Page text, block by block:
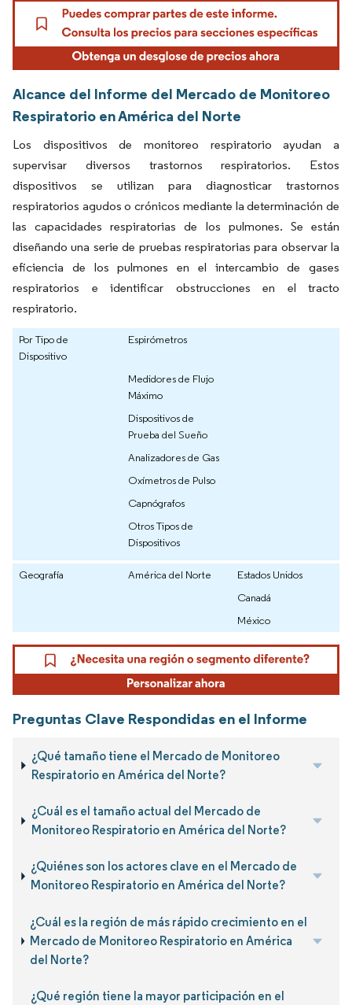
Alcance del Informe del Mercado de Monitoreo
Respiratorio en América del Norte
Los dispositivos de monitoreo respiratorio ayudan a
supervisar diversos trastornos respiratorios. Estos
dispositivos se utilizan para diagnosticar trastornos
respiratorios agudos o crónicos mediante la determinación de
las capacidades respiratorias de los pulmones. Se están
diseñando una serie de pruebas respiratorias para observar la
eficiencia de los pulmones en el intercambio de gases
respiratorios e identificar obstrucciones en el tracto
respiratorio.
Por Tipo de
Dispositivo
Espirómetros
Medidores de Flujo
Máximo
Dispositivos de
Prueba del Sueño
Analizadores de Gas
Oxímetros de Pulso
Capnógrafos
Otros Tipos de
Dispositivos
Geografía América del Norte
Estados Unidos
Canadá
México
Preguntas Clave Respondidas en el Informe
¿Qué tamaño tiene el Mercado de Monitoreo
Respiratorio en América del Norte?
¿Cuál es el tamaño actual del Mercado de
Monitoreo Respiratorio en América del Norte?
¿Quiénes son los actores clave en el Mercado de
Monitoreo Respiratorio en América del Norte?
¿Cuál es la región de más rápido crecimiento en el
Mercado de Monitoreo Respiratorio en América
del Norte?
¿Qué región tiene la mayor participación en el